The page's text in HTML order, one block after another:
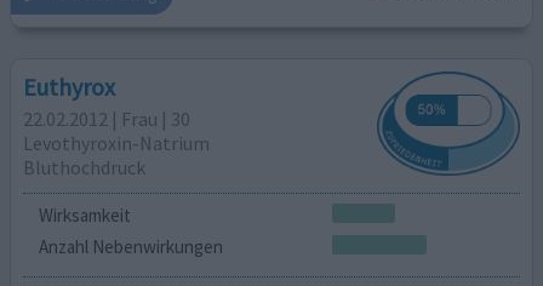
Euthyrox
22.02.2012 | Frau | 30
Levothyroxin-Natrium
Bluthochdruck
Wirksamkeit
Anzahl Nebenwirkungen